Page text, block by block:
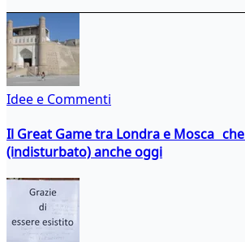
Idee e Commenti
Il Great Game tra Londra e Mosca
(indisturbato) anche oggi